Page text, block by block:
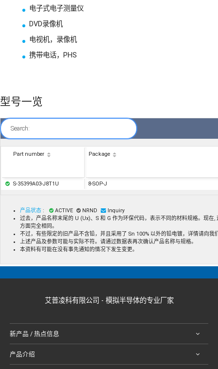
电子式电子测量仪
DVD录像机
电视机，录像机
携带电话，PHS
型号一览
Search:
Part number Package
S-35399A03-J8T1U 8-SOP-J
产品状态 : ACTIVE NRND
Inquiry
过去，产品名称末尾的 U (Ux)、S 和 G 作为环保代码，表示不同的材料规格。现在
方面完全相同。
不过，有些限定的旧产品不含铅，并且采用了 Sn 100% 以外的铅电镀，详情请向我
上述产品及参数可能与实际不符。请通过数据表再次确认产品名称与规格。
本资料有可能在没有事先通知的情况下发生变更。
艾普凌科有限公司 - 模拟半导体的专业厂家
新产品 / 热点信息
产品介绍